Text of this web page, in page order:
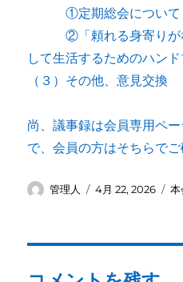
①定期総会について
②「頼れる身寄りがな
して生活するためのハン
（３）その他、意見交換
尚、議事録は会員専用ペ
で、会員の方はそちらで
投
管理人
投
4月 22, 2026
カ
本